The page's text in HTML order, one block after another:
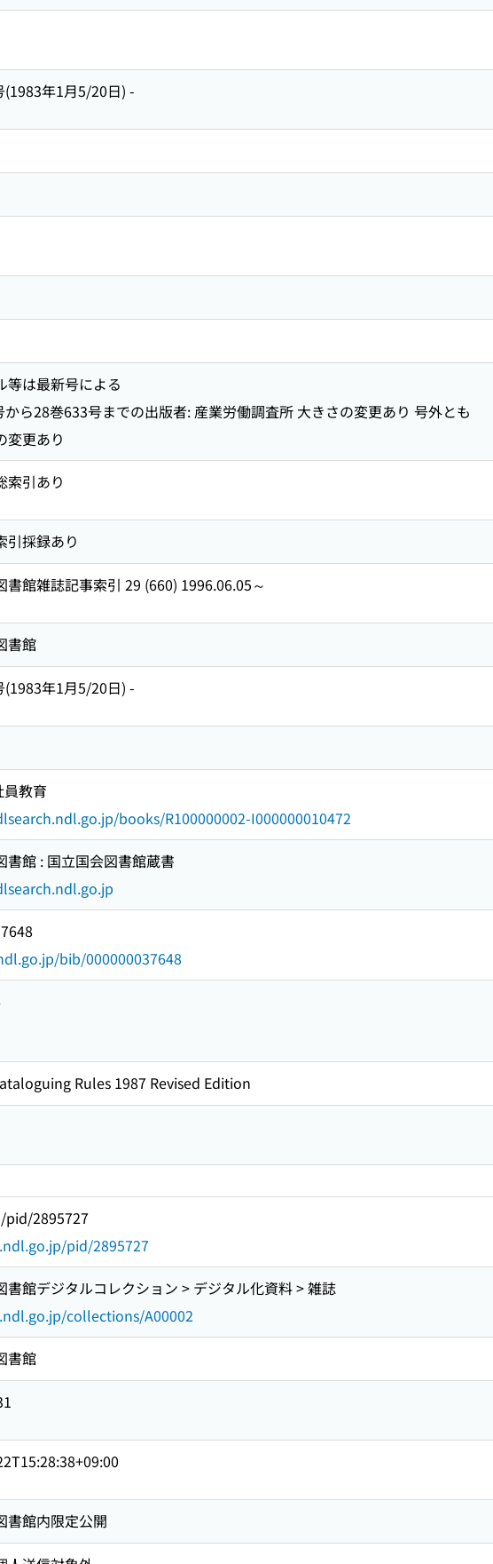
(1983年1月5/20日) -
等は最新号による
から28巻633号までの出版者: 産業労働調査所 大きさの変更あり 号外とも
変更あり
索引あり
引採録あり
書館雑誌記事索引 29 (660) 1996.06.05～
書館
(1983年1月5/20日) -
教育
books/R100000002-I000000010472
書館 : 国立国会図書館蔵書
bib/000000037648
Rules 1987 Revised Edition
2895727
pid/2895727
書館デジタルコレクション > デジタル化資料 > 雑誌
collections/A00002
書館
書館内限定公開